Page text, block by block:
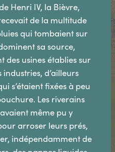
Henri IV, la Bièvre,
de la multitude
qui tombaient sur
sa source,
des usines établies sur
industries, d’ailleurs
s’étaient fixées à peu
Les riverains
même pu y
arroser leurs prés,
indépendamment de